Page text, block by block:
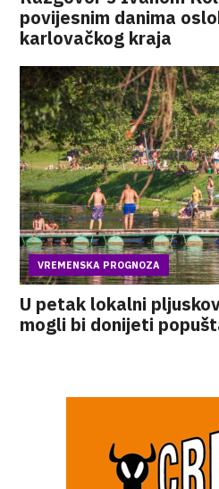
povijesnim danima
karlovačkog kraja
VREMENSKA PROGNOZA
U petak lokalni
mogli bi donijeti